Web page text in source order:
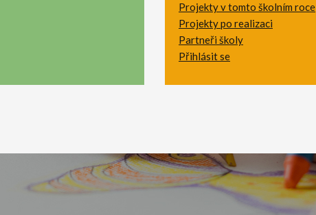
Projekty v tomto školním roce
Projekty po realizaci
Partneři školy
Přihlásit se